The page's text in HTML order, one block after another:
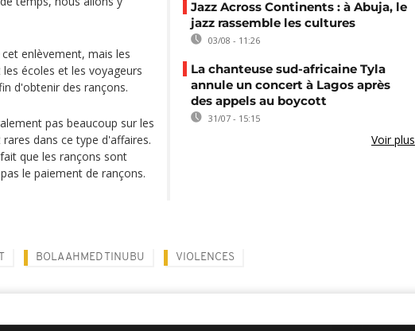
enlèvement, mais les
écoles et les voyageurs
d'obtenir des rançons.
pas beaucoup sur les
dans ce type d'affaires.
que les rançons sont
le paiement de rançons.
Jazz Across Continents : à Abuja, le
jazz rassemble les cultures
03/08 - 11:26
La chanteuse sud-africaine Tyla
annule un concert à Lagos après
des appels au boycott
31/07 - 15:15
Voir plus
BOLA AHMED TINUBU VIOLENCES